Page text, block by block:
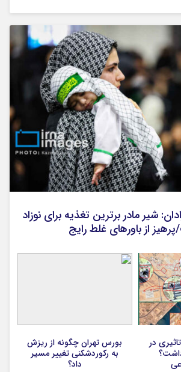
شیر مادر برترین تغذیه برای نوزاد
از باورهای غلط رایج
۲ چه تاثیری در
بورس تهران چگونه از ریزش
به رکوردشکنی تغییر مسیر
داد؟